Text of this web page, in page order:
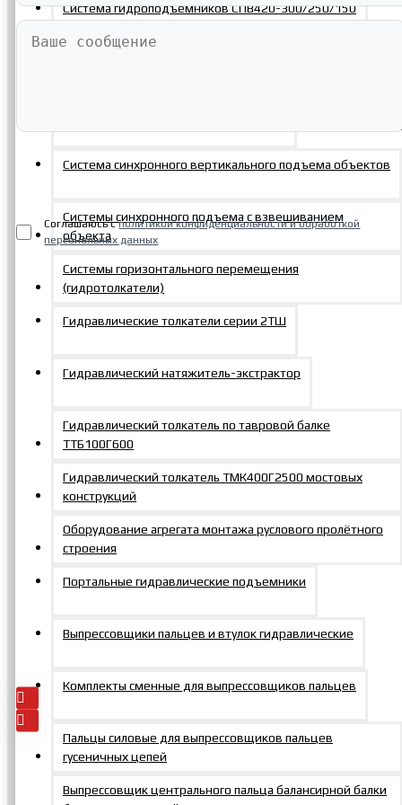
Система гидроподъемников СПВ420-300/250/150
Система синхронного вертикального подъема объектов
Системы синхронного подъема с взвешиванием
объекта
Системы горизонтального перемещения
(гидротолкатели)
Гидравлические толкатели серии 2ТШ
Гидравлический натяжитель-экстрактор
Гидравлический толкатель по тавровой балке
ТТБ100Г600
Гидравлический толкатель ТМК400Г2500 мостовых
конструкций
Оборудование агрегата монтажа руслового пролётного
строения
Портальные гидравлические подъемники
Выпрессовщики пальцев и втулок гидравлические
Комплекты сменные для выпрессовщиков пальцев
Пальцы силовые для выпрессовщиков пальцев
гусеничных цепей
Выпрессовщик центрального пальца балансирной балки
Отправить заявку
Соглашаюсь сполитикой конфиденциальности и обработкой
персональных данных
Последние просмотренные
РВД для
гайковёртов с насос
станц(2TEV7/0,8PEС
4TEV7/0,8PEAC
70936р.